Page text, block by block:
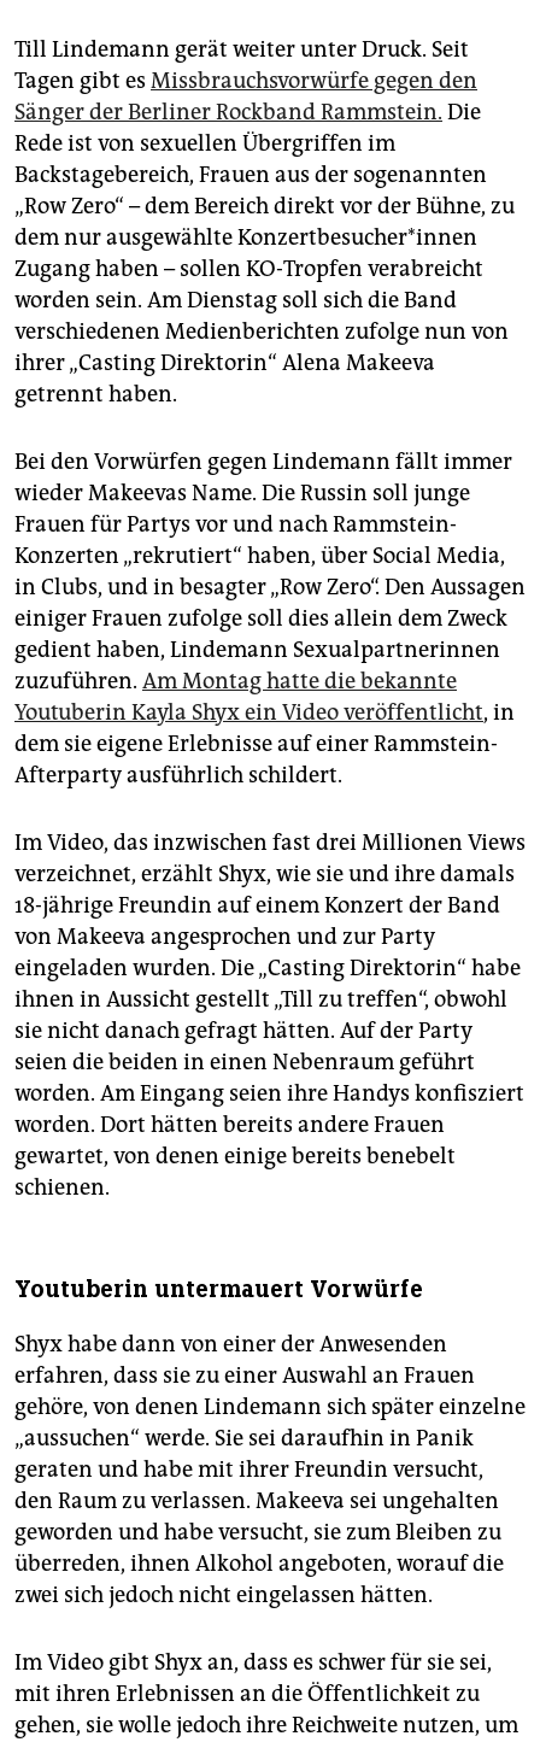
genossenschaft
epaper login
Till Lindemann gerät weiter unter Druck. Seit
Tagen gibt es Missbrauchsvorwürfe gegen den
Sänger der Berliner Rockband Rammstein. Die
Rede ist von sexuellen Übergriffen im
Backstagebereich, Frauen aus der sogenannten
„Row Zero“ – dem Bereich direkt vor der Bühne, zu
dem nur ausgewählte Kon­zert­be­su­che­r*in­nen
Zugang haben – sollen KO-Tropfen verabreicht
worden sein. Am Dienstag soll sich die Band
verschiedenen Medienberichten zufolge nun von
ihrer „Casting Direktorin“ Alena Makeeva
getrennt haben.
Bei den Vorwürfen gegen Lindemann fällt immer
wieder Makeevas Name. Die Russin soll junge
Frauen für Partys vor und nach Rammstein-
Konzerten „rekrutiert“ haben, über Social Media,
in Clubs, und in besagter „Row Zero“. Den Aussagen
einiger Frauen zufolge soll dies allein dem Zweck
gedient haben, Lindemann Sexualpartnerinnen
zuzuführen. Am Montag hatte die bekannte
Youtuberin Kayla Shyx ein Video veröffentlicht, in
dem sie eigene Erlebnisse auf einer Rammstein-
Afterparty ausführlich schildert.
Im Video, das inzwischen fast drei Millionen Views
verzeichnet, erzählt Shyx, wie sie und ihre damals
18-jährige Freundin auf einem Konzert der Band
von Makeeva angesprochen und zur Party
eingeladen wurden. Die „Casting Direktorin“ habe
ihnen in Aussicht gestellt „Till zu treffen“, obwohl
sie nicht danach gefragt hätten. Auf der Party
seien die beiden in einen Nebenraum geführt
worden. Am Eingang seien ihre Handys konfisziert
worden. Dort hätten bereits andere Frauen
gewartet, von denen einige bereits benebelt
schienen.
Youtuberin untermauert Vorwürfe
Shyx habe dann von einer der Anwesenden
erfahren, dass sie zu einer Auswahl an Frauen
gehöre, von denen Lindemann sich später einzelne
„aussuchen“ werde. Sie sei daraufhin in Panik
geraten und habe mit ihrer Freundin versucht,
den Raum zu verlassen. Makeeva sei ungehalten
geworden und habe versucht, sie zum Bleiben zu
überreden, ihnen Alkohol angeboten, worauf die
zwei sich jedoch nicht eingelassen hätten.
Im Video gibt Shyx an, dass es schwer für sie sei,
mit ihren Erlebnissen an die Öffentlichkeit zu
gehen, sie wolle jedoch ihre Reichweite nutzen, um